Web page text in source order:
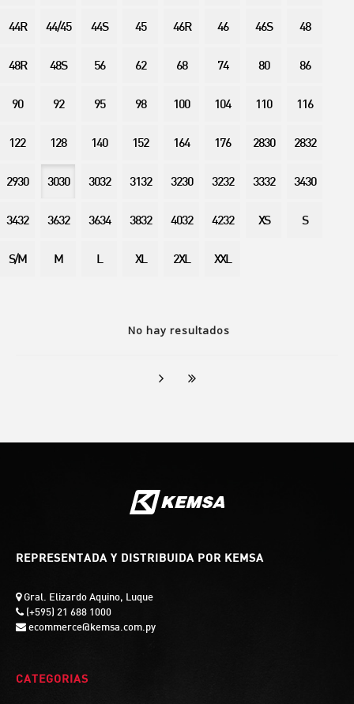
No hay resultados
44R 44/45 44S 45 46R 46 46S 48
48R 48S 56 62 68 74 80 86
90 92 95 98 100 104 110 116
122 128 140 152 164 176 2830 2832
2930 3030 3032 3132 3230 3232 3332 3430
3432 3632 3634 3832 4032 4232 XS S
S/M M L XL 2XL XXL
REPRESENTADA Y DISTRIBUIDA POR KEMSA
Gral. Elizardo Aquino, Luque
(+595) 21 688 1000
ecommerce@kemsa.com.py
CATEGORIAS